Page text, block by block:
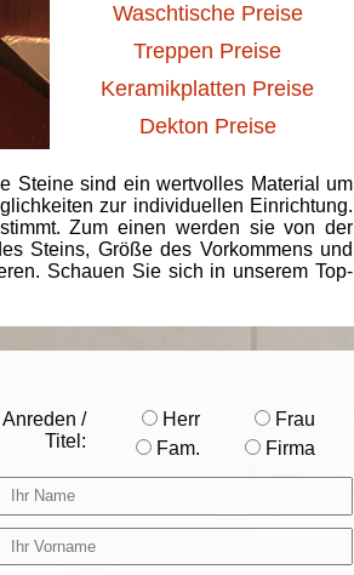
Waschtische Preise
Treppen Preise
Keramikplatten Preise
Dekton Preise
Steine sind ein wertvolles Material um
zur individuellen Einrichtung.
Zum einen werden sie von der
Steins, Größe des Vorkommens und
Schauen Sie sich in unserem Top-
Anreden /
Titel:
Herr
Frau
Fam.
Firma